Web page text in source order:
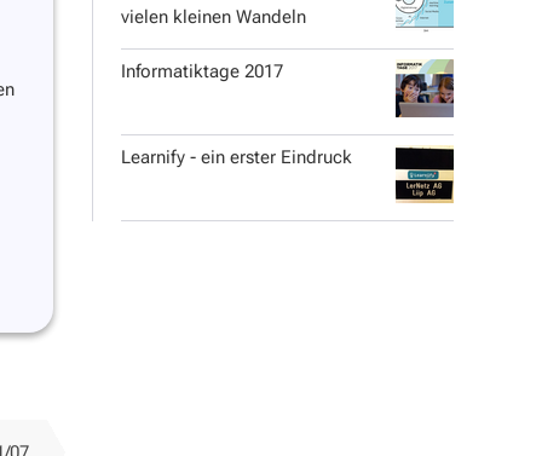
vielen kleinen Wandeln
Informatiktage 2017
Learnify - ein erster Eindruck